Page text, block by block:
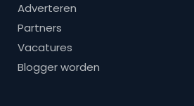
Adverteren
Partners
Vacatures
Blogger worden